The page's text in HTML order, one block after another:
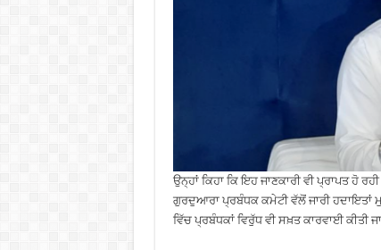
ਉਨ੍ਹਾਂ ਕਿਹਾ ਕਿ ਇਹ ਜਾਣਕਾਰੀ ਵੀ ਪ੍ਰਾਪਤ ਹੋ
ਗੁਰਦੁਆਰਾ ਪ੍ਰਬੰਧਕ ਕਮੇਟੀ ਵੱਲੋਂ ਜਾਰੀ ਹਦਾਇਤਾਂ
ਵਿੱਚ ਪ੍ਰਬੰਧਕਾਂ ਵਿਰੁੱਧ ਵੀ ਸਖ਼ਤ ਕਾਰਵਾਈ ਕੀਤੀ